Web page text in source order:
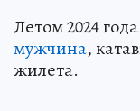
Летом 2024
мужчина,
жилета.